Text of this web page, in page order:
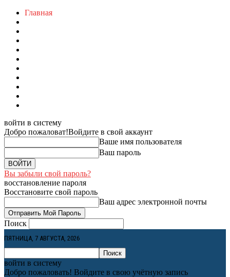
Главная
войти в систему
Добро пожаловат!Войдите в свой аккаунт
Ваше имя пользователя
Ваш пароль
Вы забыли свой пароль?
восстановление пароля
Восстановите свой пароль
Ваш адрес электронной почты
Поиск
ПЯТНИЦА, 7 АВГУСТА, 2026
войти в систему
Добро пожаловать! Войдите в свою учётную запись